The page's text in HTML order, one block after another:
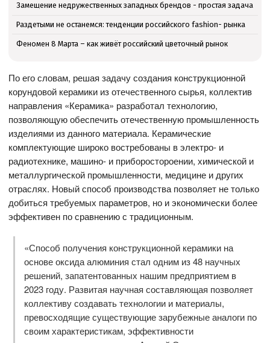
Замещение недружественных западных брендов - простая задача
Раздетыми не останемся: тенденции российского fashion- рынка
Феномен 8 Марта – как живёт российский цветочный рынок
По его словам, решая задачу создания конструкционной
корундовой керамики из отечественного сырья, коллектив
направления «Керамика» разработал технологию,
позволяющую обеспечить отечественную промышленность
изделиями из данного материала. Керамические
комплектующие широко востребованы в электро- и
радиотехнике, машино- и приборостороении, химической и
металлургической промышленности, медицине и других
отраслях. Новый способ производства позволяет не только
добиться требуемых параметров, но и экономически более
эффективен по сравнению с традиционным.
«Способ получения конструкционной керамики на
основе оксида алюминия стал одним из 48 научных
решений, запатентованных нашим предприятием в
2023 году. Развитая научная составляющая позволяет
коллективу создавать технологии и материалы,
превосходящие существующие зарубежные аналоги по
своим характеристикам, эффективности